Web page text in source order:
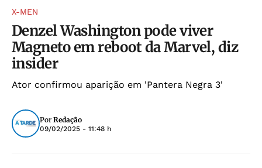
X-MEN
Denzel Washington pode viver
Magneto em reboot da Marvel, diz
insider
Ator confirmou aparição em 'Pantera Negra 3'
Por Redação
09/02/2025 - 11:48 h